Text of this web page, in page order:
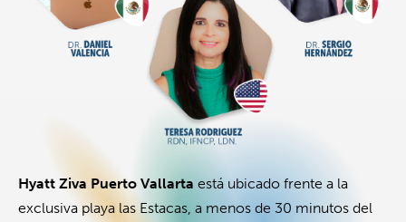
Hyatt Ziva Puerto Vallarta está ubicado frente a la
exclusiva playa las Estacas, a menos de 30 minutos del